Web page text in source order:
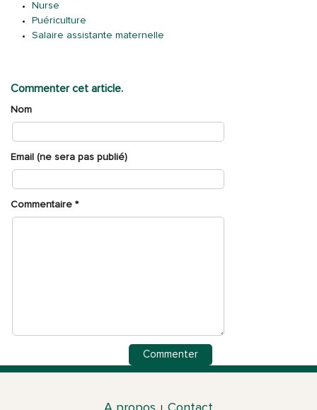
Nurse
Puériculture
Salaire assistante maternelle
Commenter cet article.
Nom
Email (ne sera pas publié)
Commentaire *